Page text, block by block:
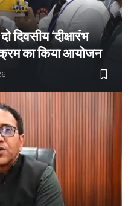
दिवसीय ‘दीक्षारंभ
का किया आयोजन